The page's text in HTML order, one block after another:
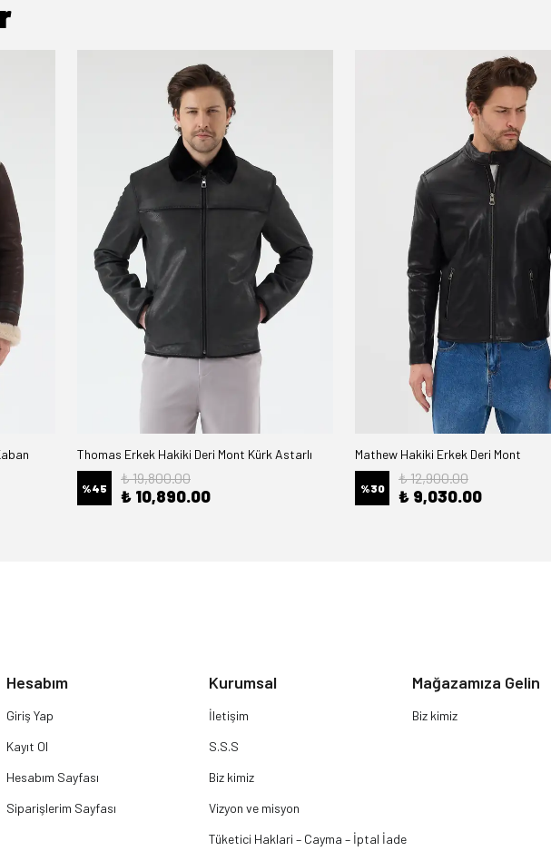
Thomas Erkek Hakiki Deri Mont Kürk Astarlı
%45
₺ 19,800.00
₺ 10,890.00
Mathew Hakiki Erkek Deri Mont
%30
₺ 12,900.00
₺ 9,030.00
Hesabım
Giriş Yap
Kayıt Ol
Hesabım Sayfası
Siparişlerim Sayfası
Kurumsal
İletişim
S.S.S
Biz kimiz
Vizyon ve misyon
Tüketici Haklari – Cayma – İptal İade
Mağazamıza Gelin
Biz kimiz